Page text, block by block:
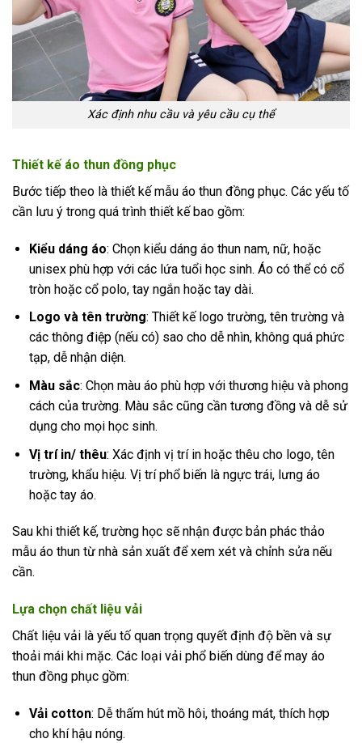
Xác định nhu cầu và yêu cầu cụ thể
Thiết kế áo thun đồng phục
Bước tiếp theo là thiết kế mẫu áo thun đồng phục. Các yếu tố
cần lưu ý trong quá trình thiết kế bao gồm:
Kiểu dáng áo: Chọn kiểu dáng áo thun nam, nữ, hoặc
unisex phù hợp với các lứa tuổi học sinh. Áo có thể có cổ
tròn hoặc cổ polo, tay ngắn hoặc tay dài.
Logo và tên trường: Thiết kế logo trường, tên trường và
các thông điệp (nếu có) sao cho dễ nhìn, không quá phức
tạp, dễ nhận diện.
Màu sắc: Chọn màu áo phù hợp với thương hiệu và phong
cách của trường. Màu sắc cũng cần tương đồng và dễ sử
dụng cho mọi học sinh.
Vị trí in/ thêu: Xác định vị trí in hoặc thêu cho logo, tên
trường, khẩu hiệu. Vị trí phổ biến là ngực trái, lưng áo
hoặc tay áo.
Sau khi thiết kế, trường học sẽ nhận được bản phác thảo
mẫu áo thun từ nhà sản xuất để xem xét và chỉnh sửa nếu
cần.
Lựa chọn chất liệu vải
Chất liệu vải là yếu tố quan trọng quyết định độ bền và sự
thoải mái khi mặc. Các loại vải phổ biến dùng để may áo
thun đồng phục gồm:
Vải cotton: Dễ thấm hút mồ hôi, thoáng mát, thích hợp
cho khí hậu nóng.